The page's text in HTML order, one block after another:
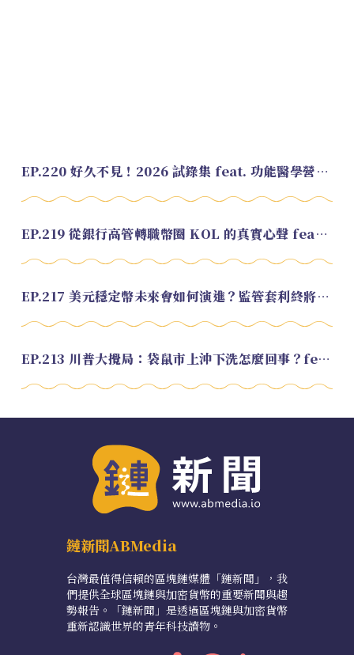
EP.220 好久不見！2026 試錄集 feat. 功能醫學營養師 美寶
EP.219 從銀行高管轉職幣圈 KOL 的真實心聲 feat.龜大
EP.217 美元穩定幣未來會如何演進？監管套利終將收斂？feat. 研究員 余哲安
EP.213 川普大攪局：袋鼠市上沖下洗怎麼回事？feat. Alvin
鏈新聞ABMedia
台灣最值得信賴的區塊鏈媒體「鏈新聞」，我
們提供全球區塊鏈與加密貨幣的重要新聞與趨
勢報告。「鏈新聞」是透過區塊鏈與加密貨幣
重新認識世界的青年科技讀物。